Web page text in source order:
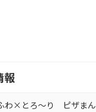
報
わ×とろ～り ピザまん